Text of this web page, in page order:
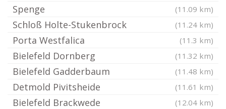
Spenge (11.09 km)
Schloß Holte-Stukenbrock (11.24 km)
Porta Westfalica (11.3 km)
Bielefeld Dornberg (11.32 km)
Bielefeld Gadderbaum (11.48 km)
Detmold Pivitsheide (11.61 km)
Bielefeld Brackwede (12.04 km)